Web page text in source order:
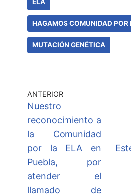
ELA
HAGAMOS COMUNIDAD POR
MUTACIÓN GENÉTICA
ANTERIOR
Nuestro
reconocimiento a
la Comunidad
por la ELA en
Puebla, por
atender el
llamado de